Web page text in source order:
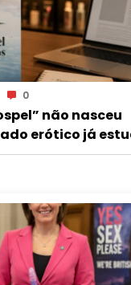
0
não nasceu
erótico já
há mais de uma